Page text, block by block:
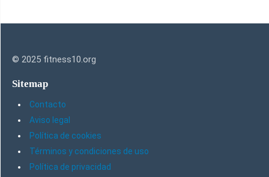
© 2025 fitness10.org
Sitemap
Contacto
Aviso legal
Política de cookies
Términos y condiciones de uso
Política de privacidad